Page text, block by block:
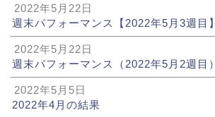
2022年5月22日
週末パフォーマンス【2022年5月3週目】
2022年5月22日
週末パフォーマンス（2022年5月2週目）
2022年5月5日
2022年4月の結果